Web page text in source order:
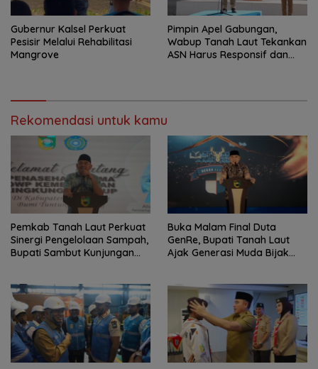
Gubernur Kalsel Perkuat
Pesisir Melalui Rehabilitasi
Mangrove
Pimpin Apel Gabungan,
Wabup Tanah Laut Tekankan
ASN Harus Responsif dan
Rekomendasi untuk kamu
Pemkab Tanah Laut Perkuat
Sinergi Pengelolaan Sampah,
Bupati Sambut Kunjungan
Buka Malam Final Duta
GenRe, Bupati Tanah Laut
Ajak Generasi Muda Bijak